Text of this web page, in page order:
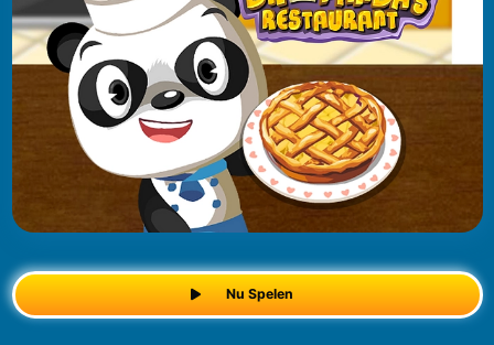
Nu Spelen